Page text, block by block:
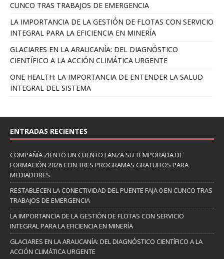
CUNCO TRAS TRABAJOS DE EMERGENCIA
LA IMPORTANCIA DE LA GESTIÓN DE FLOTAS CON SERVICIO
INTEGRAL PARA LA EFICIENCIA EN MINERÍA
GLACIARES EN LA ARAUCANÍA: DEL DIAGNÓSTICO
CIENTÍFICO A LA ACCIÓN CLIMÁTICA URGENTE
ONE HEALTH: LA IMPORTANCIA DE ENTENDER LA SALUD
INTEGRAL DEL SISTEMA
ENTRADAS RECIENTES
COMPAÑÍA ZIENTO UN CUENTO LANZA SU TEMPORADA DE
FORMACIÓN 2026 CON TRES PROGRAMAS GRATUITOS PARA
MEDIADORES
RESTABLECEN LA CONECTIVIDAD DEL PUENTE FAJA 0 EN CUNCO TRAS
TRABAJOS DE EMERGENCIA
LA IMPORTANCIA DE LA GESTIÓN DE FLOTAS CON SERVICIO
INTEGRAL PARA LA EFICIENCIA EN MINERÍA
GLACIARES EN LA ARAUCANÍA: DEL DIAGNÓSTICO CIENTÍFICO A LA
ACCIÓN CLIMÁTICA URGENTE